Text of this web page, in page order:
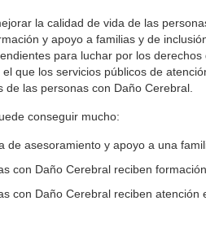
la calidad de vida de las
y apoyo a familias y de
para luchar por los
que los servicios públicos de
de las personas con Daño Cerebral.
conseguir mucho:
de asesoramiento y apoyo a una
con Daño Cerebral reciben
con Daño Cerebral reciben